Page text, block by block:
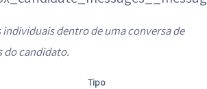
individuais dentro de uma conversa de
do candidato.
Tipo